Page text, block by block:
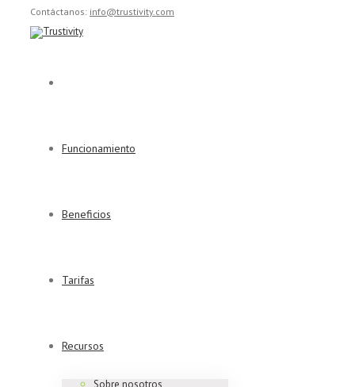
Contáctanos: info@trustivity.com
Funcionamiento
Beneficios
Tarifas
Recursos
Sobre nosotros